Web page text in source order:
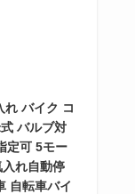
れ バイク コ
バルブ対
定可 5モー
れ自動停
自転車バイ